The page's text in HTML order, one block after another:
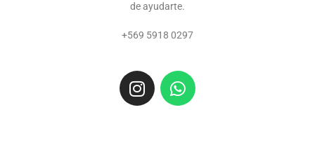
de ayudarte.
+569 5918 0297